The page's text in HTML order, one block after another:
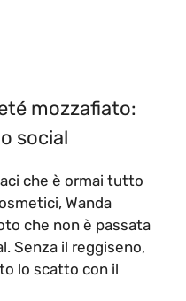
mozzafiato:
social
che è ormai tutto
Wanda
che non è passata
Senza il reggiseno,
lo scatto con il